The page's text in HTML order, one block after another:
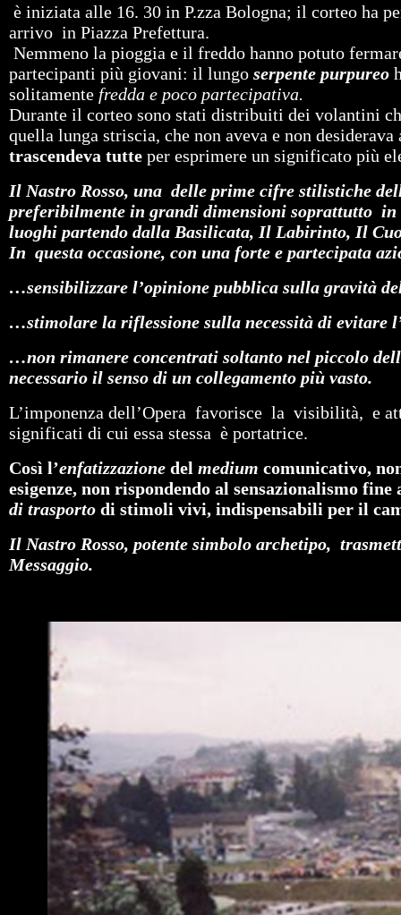
è iniziata alle 16. 30 in P.zza Bologna; il corteo ha
arrivo in Piazza Prefettura.
Nemmeno la pioggia e il freddo hanno potuto
partecipanti più giovani: il lungo serpente purpureo
solitamente fredda e poco partecipativa.
Durante il corteo sono stati distribuiti dei volantini
quella lunga striscia, che non aveva e non
trascendeva tutte per esprimere un significato più
Il Nastro Rosso, una delle prime cifre stilistiche
preferibilmente in grandi dimensioni soprattutto
luoghi partendo dalla Basilicata, Il Labirinto, Il
In questa occasione, con una forte e partecipata
…sensibilizzare l’opinione pubblica sulla gravità
…stimolare la riflessione sulla necessità di evitare
…non rimanere concentrati soltanto nel piccolo
necessario il senso di un collegamento più vasto.
L’imponenza dell’Opera favorisce la visibilità, e
significati di cui essa stessa è portatrice.
Così l’enfatizzazione del medium comunicativo,
esigenze, non rispondendo al sensazionalismo
di trasporto di stimoli vivi, indispensabili per il
Il Nastro Rosso, potente simbolo archetipo,
Messaggio.